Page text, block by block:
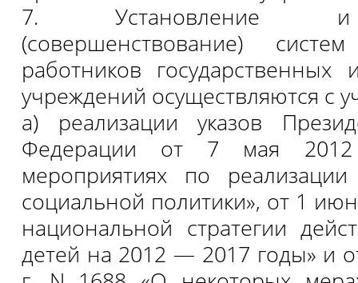
7. Установление и
(совершенствование)
работников
учреждений осуществляются с
а) реализации указов
Федерации от 7 мая
мероприятиях по реализации
социальной политики», от 1
национальной стратегии
детей на 2012 — 2017 годы» и